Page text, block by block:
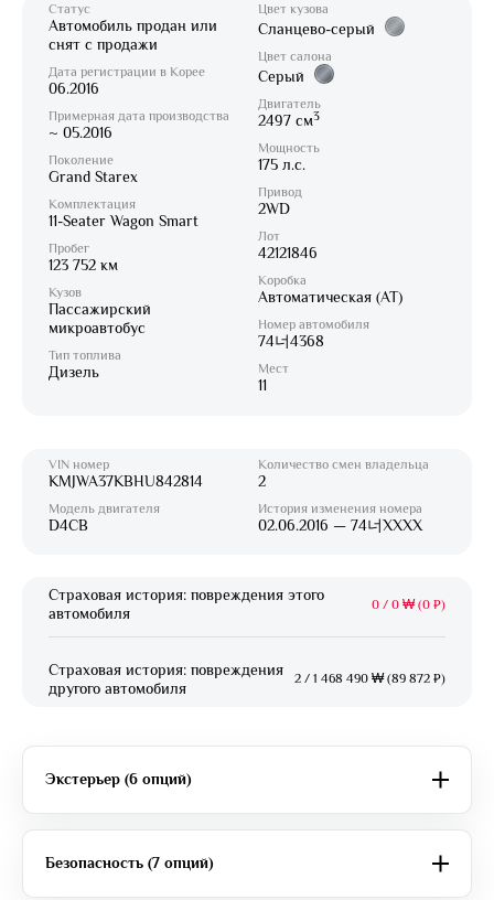
Статус
Автомобиль продан или
снят с продажи
Дата регистрации в Корее
06.2016
Примерная дата производства
~ 05.2016
Поколение
Grand Starex
Комплектация
11-Seater Wagon Smart
Пробег
123 752 км
Кузов
Пассажирский
микроавтобус
Тип топлива
Дизель
Цвет кузова
Сланцево-серый
Цвет салона
Серый
Двигатель
2497 см3
Мощность
175 л.с.
Привод
2WD
Лот
42121846
Коробка
Автоматическая (AT)
Номер автомобиля
74너4368
Мест
11
VIN номер
KMJWA37KBHU842814
Модель двигателя
D4CB
Количество смен владельца
2
История изменения номера
02.06.2016 — 74너XXXX
Страховая история: повреждения этого
автомобиля
0 / 0 ₩ (0 ₽)
Страховая история: повреждения
другого автомобиля
2 / 1 468 490 ₩ (89 872 ₽)
Экстерьер (6 опций)
Безопасность (7 опций)